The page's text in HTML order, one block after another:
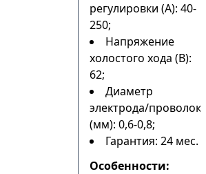
регулировки (А): 40-
250;
Напряжение
холостого хода (В):
62;
Диаметр
электрода/
(мм): 0,6-0,8;
Гарантия: 24 мес.
Особенности: